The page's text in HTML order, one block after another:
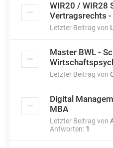
WIR20 / WIR28
Vertragsrechts
Letzter Beitrag von
Master BWL -
Letzter Beitrag von
Digital
MBA
Letzter Beitrag von
Antworten: 1